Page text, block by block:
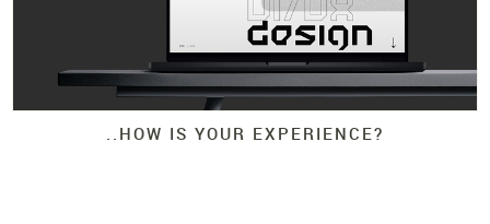
HOW IS YOUR EXPERIENCE?